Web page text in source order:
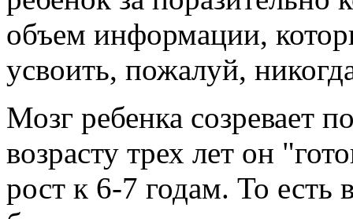
объем информации,
усвоить, пожалуй,
Мозг ребенка созревает
возрасту трех лет он
рост к 6-7 годам. То